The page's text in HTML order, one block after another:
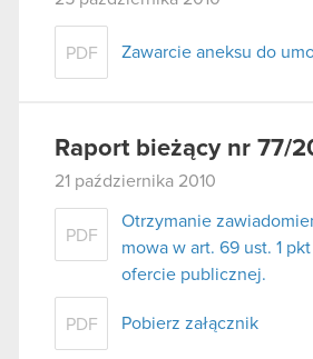
PDF Zawarcie aneksu do
Raport bieżący nr 77/
21 października 2010
PDF
Otrzymanie
mowa w art. 69 ust. 1
ofercie publicznej.
PDF Pobierz załącznik